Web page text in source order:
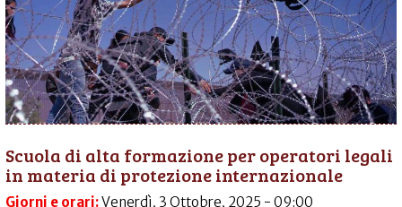
Scuola di alta formazione per operatori legali
in materia di protezione internazionale
Giorni e orari:Venerdì, 3 Ottobre, 2025 - 09:00